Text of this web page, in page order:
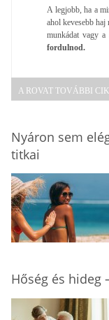
A legjobb, ha a
ahol kevesebb
munkádat vagy a
fordulnod.
A ROVAT TOVÁBBI
Nyáron sem
titkai
Hőség és hideg